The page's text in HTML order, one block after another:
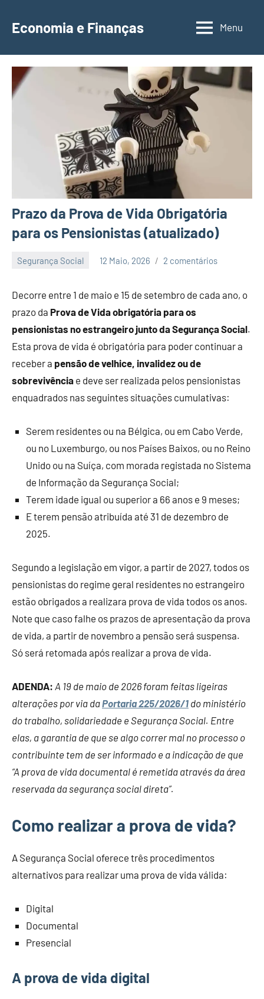
para
conteúdo
Economia e Finanças
Depósitos
IRS,
Finanças
Menu
Prazo da Prova de Vida Obrigatória
para os Pensionistas (atualizado)
Segurança Social 12 Maio, 2026
Economia
Finanças
2 comentários
Decorre entre 1 de maio e 15 de setembro de cada ano, o
prazo da Prova de Vida obrigatória para os
pensionistas no estrangeiro junto da Segurança Social.
Esta prova de vida é obrigatória para poder continuar a
receber a pensão de velhice, invalidez ou de
sobrevivência e deve ser realizada pelos pensionistas
enquadrados nas seguintes situações cumulativas:
Serem residentes ou na Bélgica, ou em Cabo Verde,
ou no Luxemburgo, ou nos Países Baixos, ou no Reino
Unido ou na Suíça, com morada registada no Sistema
de Informação da Segurança Social;
Terem idade igual ou superior a 66 anos e 9 meses;
E terem pensão atribuída até 31 de dezembro de
2025.
Segundo a legislação em vigor, a partir de 2027, todos os
pensionistas do regime geral residentes no estrangeiro
estão obrigados a realizara prova de vida todos os anos.
Note que caso falhe os prazos de apresentação da prova
de vida, a partir de novembro a pensão será suspensa.
Só será retomada após realizar a prova de vida.
ADENDA: A 19 de maio de 2026 foram feitas ligeiras
alterações por via daPortaria 225/2026/1 do ministério
do trabalho, solidariedade e Segurança Social. Entre
elas, a garantia de que se algo correr mal no processo o
contribuinte tem de ser informado e a indicação de que
“A prova de vida documental é remetida através da área
reservada da segurança social direta”.
Como realizar a prova de vida?
A Segurança Social oferece três procedimentos
alternativos para realizar uma prova de vida válida:
Digital
Documental
Presencial
A prova de vida digital